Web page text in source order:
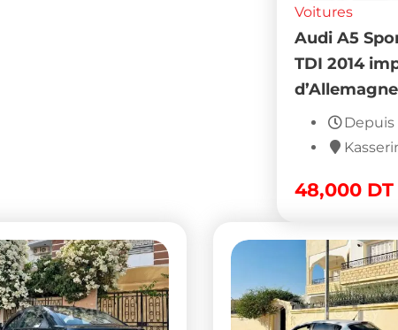
Voitures
Audi A5
TDI 2014
Depuis
48,000 DT